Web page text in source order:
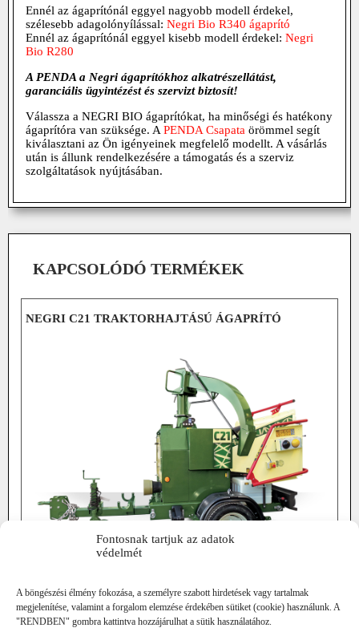
Fontosnak tartjuk az adatok
védelmét
A böngészési élmény fokozása, a személyre szabott hirdetések vagy tartalmak
megjelenítése, valamint a forgalom elemzése érdekében sütiket (cookie) használunk. A
"RENDBEN" gombra kattintva hozzájárulhat a sütik használatához.
Ennél az ágaprítónál eggyel nagyobb modell érdekel,
szélesebb adagolónyílással: Negri Bio R340 ágaprító
Ennél az ágaprítónál eggyel kisebb modell érdekel: Negri
Bio R280
A PENDA a Negri ágaprítókhoz alkatrészellátást,
garanciális ügyintézést és szervizt biztosít!
Válassza a NEGRI BIO ágaprítókat, ha minőségi és hatékony
ágaprítóra van szüksége. A PENDA Csapata örömmel segít
kiválasztani az Ön igényeinek megfelelő modellt. A vásárlás
után is állunk rendelkezésére a támogatás és a szerviz
szolgáltatások nyújtásában.
KAPCSOLÓDÓ TERMÉKEK
NEGRI C21 TRAKTORHAJTÁSÚ ÁGAPRÍTÓ
teljesítmény: 5,2 t/h
2 kés, ellenkés
ágátmérő: max. 21 cm